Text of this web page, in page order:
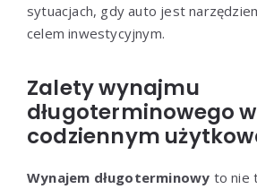
sytuacjach, gdy auto jest
celem inwestycyjnym.
Zalety wynajmu
długoterminowego w
codziennym
Wynajem długoterminowy to nie